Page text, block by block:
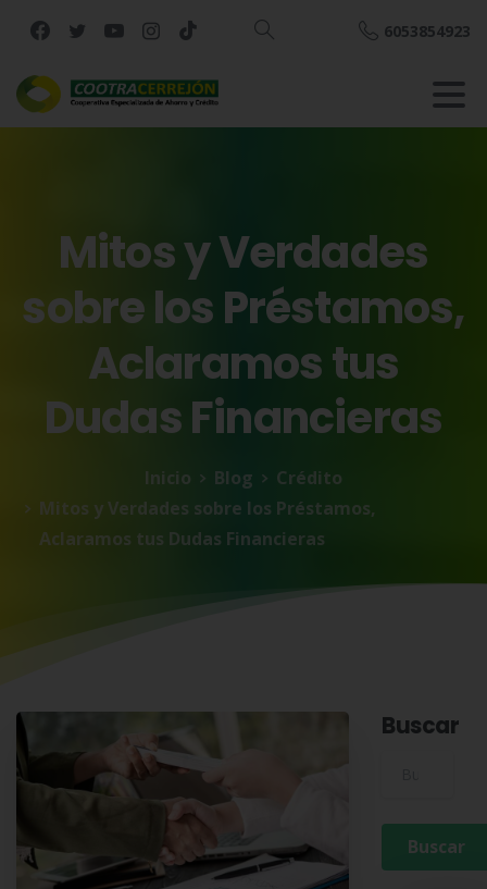
Buscar
6053854923
MitosyVerdades
sobrelosPréstamos,
Aclaramostus
DudasFinancieras
Inicio Blog
Crédito
Mitos y Verdades sobre los Préstamos,
Aclaramos tus Dudas Financieras
Buscar